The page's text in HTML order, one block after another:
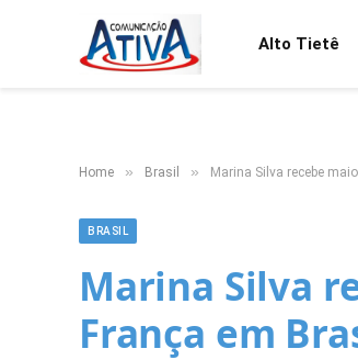
Alto Tietê
Home » Brasil » Marina Silva recebe
BRASIL
Marina Silva
França em